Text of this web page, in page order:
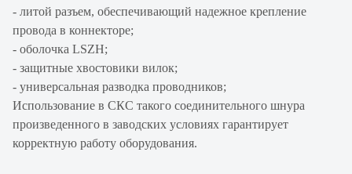
- литой разъем, обеспечивающий надежное крепление
провода в коннекторе;
- оболочка LSZH;
- защитные хвостовики вилок;
- универсальная разводка проводников;
Использование в СКС такого соединительного шнура
произведенного в заводских условиях гарантирует
корректную работу оборудования.